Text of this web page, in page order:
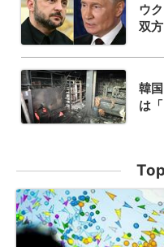
ウ
双
韓
は